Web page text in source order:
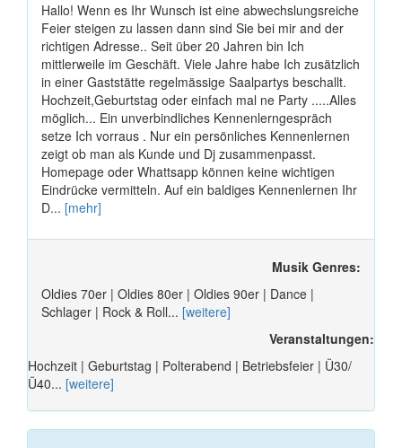
Hallo! Wenn es Ihr Wunsch ist eine abwechslungsreiche
Feier steigen zu lassen dann sind Sie bei mir and der
richtigen Adresse.. Seit über 20 Jahren bin Ich
mittlerweile im Geschäft. Viele Jahre habe Ich zusätzlich
in einer Gaststätte regelmässige Saalpartys beschallt.
Hochzeit,Geburtstag oder einfach mal ne Party .....Alles
möglich... Ein unverbindliches Kennenlerngespräch
setze Ich vorraus . Nur ein persönliches Kennenlernen
zeigt ob man als Kunde und Dj zusammenpasst.
Homepage oder Whattsapp können keine wichtigen
Eindrücke vermitteln. Auf ein baldiges Kennenlernen Ihr
D... [mehr]
Musik Genres:
Oldies 70er | Oldies 80er | Oldies 90er | Dance |
Schlager | Rock & Roll... [weitere]
Veranstaltungen:
Hochzeit | Geburtstag | Polterabend | Betriebsfeier | Ü30/
Ü40... [weitere]